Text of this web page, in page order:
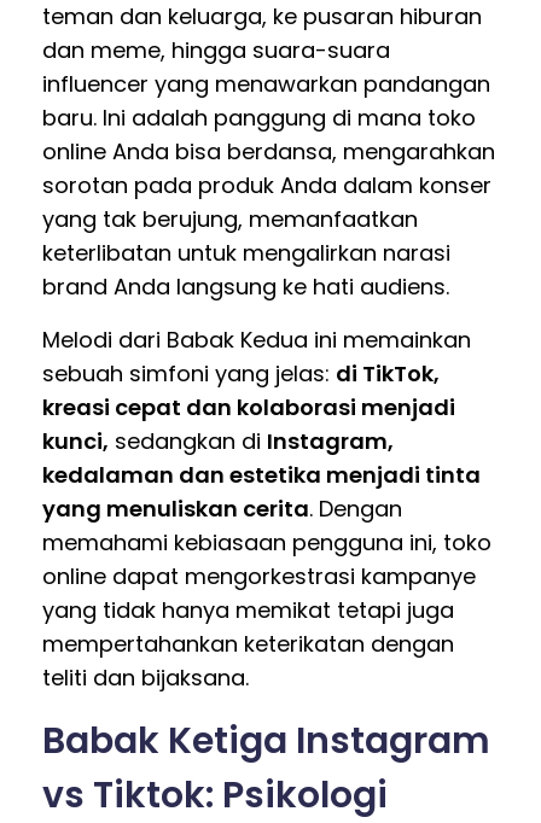
teman dan keluarga, ke pusaran hiburan
dan meme, hingga suara-suara
influencer yang menawarkan pandangan
baru. Ini adalah panggung di mana toko
online Anda bisa berdansa, mengarahkan
sorotan pada produk Anda dalam konser
yang tak berujung, memanfaatkan
keterlibatan untuk mengalirkan narasi
brand Anda langsung ke hati audiens.
Melodi dari Babak Kedua ini memainkan
sebuah simfoni yang jelas: di TikTok,
kreasi cepat dan kolaborasi menjadi
kunci, sedangkan di Instagram,
kedalaman dan estetika menjadi tinta
yang menuliskan cerita. Dengan
memahami kebiasaan pengguna ini, toko
online dapat mengorkestrasi kampanye
yang tidak hanya memikat tetapi juga
mempertahankan keterikatan dengan
teliti dan bijaksana.
Babak Ketiga Instagram
vs Tiktok: Psikologi